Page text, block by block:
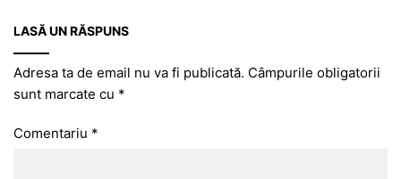
LASĂ UN RĂSPUNS
Adresa ta de email nu va fi publicată. Câmpurile obligatorii
sunt marcate cu *
Comentariu *